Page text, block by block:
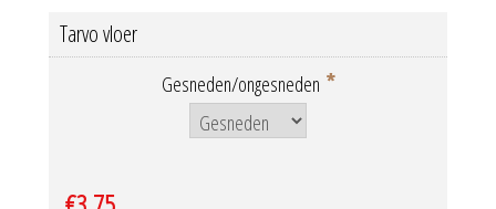
Tarvo vloer
Gesneden/ongesneden *